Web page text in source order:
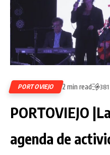
PORTOVIEJO 2 min read 381
PORTOVIEJO
agenda de